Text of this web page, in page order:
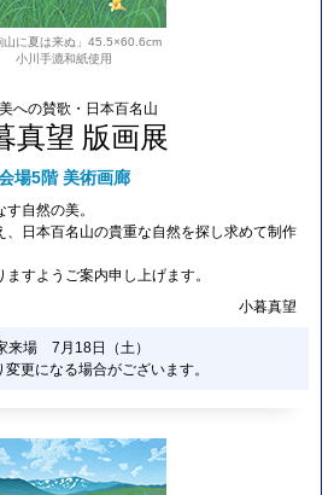
山に夏は来ぬ」45.5×60.6cm
小川手漉和紙使用
への賛歌・日本百名山
真望 版画展
場5階 美術画廊
自然の美。
、日本百名山の貴重な自然を探し求めて制作
すようご案内申し上げます。
小暮真望
来場 7月18日（土）
更になる場合がございます。